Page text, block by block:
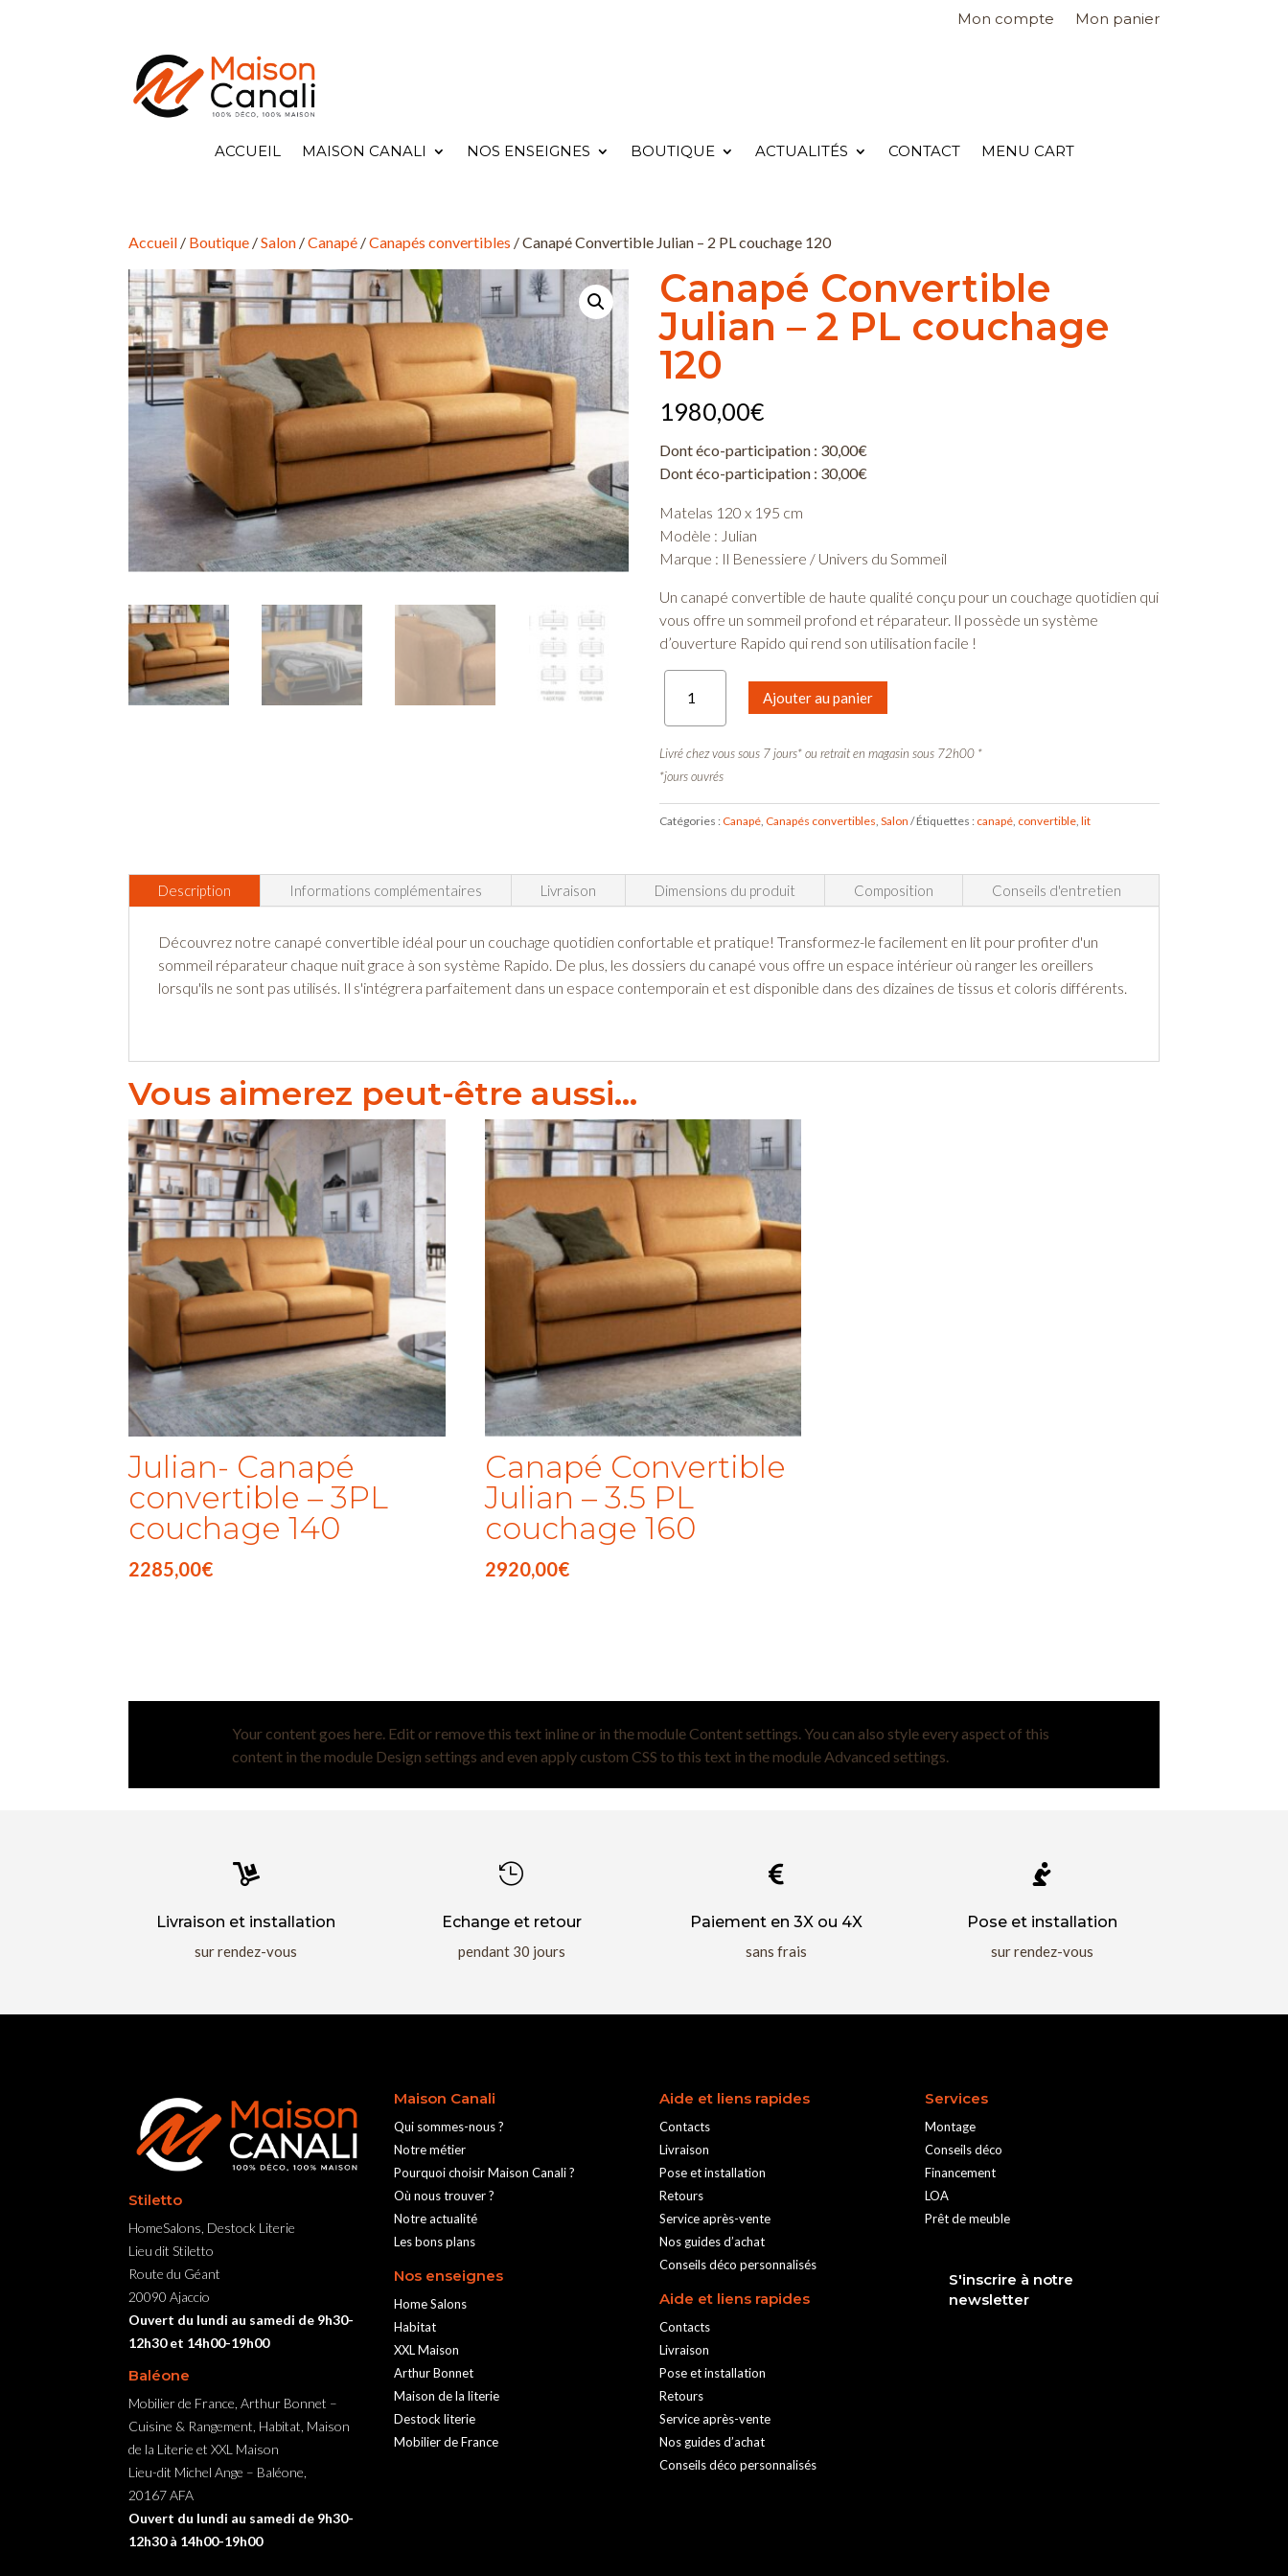
Mon compte Mon panier
ACCUEIL MAISON CANALI NOS ENSEIGNES BOUTIQUE ACTUALITÉS CONTACT MENU CART
Accueil / Boutique /Salon /Canapé /Canapés convertibles / Canapé Convertible Julian – 2 PL couchage 120
Canapé Convertible
Julian – 2 PL couchage
120
1980,00€
Dont éco-participation : 30,00€
Dont éco-participation : 30,00€
Matelas 120 x 195 cm
Modèle : Julian
Marque : Il Benessiere / Univers du Sommeil
Un canapé convertible de haute qualité conçu pour un couchage quotidien qui
vous offre un sommeil profond et réparateur. Il possède un système
d’ouverture Rapido qui rend son utilisation facile !
Canapé
Convertible
Julian
2
120
Ajouter au panier
Livré chez vous sous 7 jours* ou retrait en magasin sous 72h00 *
*jours ouvrés
Catégories :Canapé ,Canapés convertibles ,Salon Étiquettes : canapé convertible ,lit
Description Informations complémentaires Livraison Dimensions du produit Composition Conseils d'entretien
Découvrez notre canapé convertible idéal pour un couchage quotidien confortable et pratique! Transformez-le facilement en lit pour profiter d'un
sommeil réparateur chaque nuit grace à son système Rapido. De plus, les dossiers du canapé vous offre un espace intérieur où ranger les oreillers
lorsqu'ils ne sont pas utilisés. Il s'intégrera parfaitement dans un espace contemporain et est disponible dans des dizaines de tissus et coloris différents.
Vous aimerez peut-être aussi…
Julian- Canapé
convertible – 3PL
couchage 140
2285,00€
Canapé Convertible
Julian – 3.5 PL
couchage 160
2920,00€
Your content goes here. Edit or remove this text inline or in the module Content settings. You can also style every aspect of this
content in the module Design settings and even apply custom CSS to this text in the module Advanced settings.

Livraison et installation
sur rendez-vous

Echange et retour
pendant 30 jours

Paiement en 3X ou 4X
sans frais

Pose et installation
sur rendez-vous
Stiletto
HomeSalons, Destock Literie
Lieu dit Stiletto
Route du Géant
20090 Ajaccio
Ouvert du lundi au samedi de 9h30-
12h30 et 14h00-19h00
Baléone
Mobilier de France, Arthur Bonnet –
Cuisine & Rangement, Habitat, Maison
de la Literie et XXL Maison
Lieu-dit Michel Ange – Baléone,
20167 AFA
Ouvert du lundi au samedi de 9h30-
12h30 à 14h00-19h00
Maison Canali
Qui sommes-nous ?
Notre métier
Pourquoi choisir Maison Canali ?
Où nous trouver ?
Notre actualité
Les bons plans
Nos enseignes
Home Salons
Habitat
XXL Maison
Arthur Bonnet
Maison de la literie
Destock literie
Mobilier de France
Aide et liens rapides
Contacts
Livraison
Pose et installation
Retours
Service après-vente
Nos guides d’achat
Conseils déco personnalisés
Aide et liens rapides
Contacts
Livraison
Pose et installation
Retours
Service après-vente
Nos guides d’achat
Conseils déco personnalisés
Services
Montage
Conseils déco
Financement
LOA
Prêt de meuble
S'inscrire à notre
newsletter